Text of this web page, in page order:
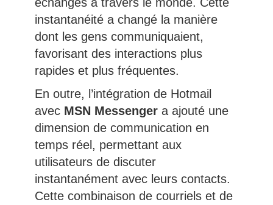
instantanéité a changé la manière
dont les gens communiquaient,
favorisant des interactions plus
rapides et plus fréquentes.
En outre, l’intégration de Hotmail
avec MSN Messengera ajouté une
dimension de communication en
temps réel, permettant aux
utilisateurs de discuter
instantanément avec leurs contacts.
Cette combinaison de courriels et de